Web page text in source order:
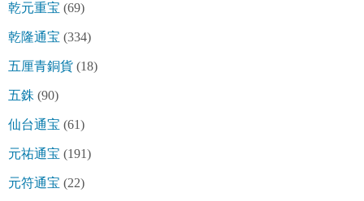
乾元重宝 (69)
乾隆通宝 (334)
五厘青銅貨 (18)
五銖 (90)
仙台通宝 (61)
元祐通宝 (191)
元符通宝 (22)